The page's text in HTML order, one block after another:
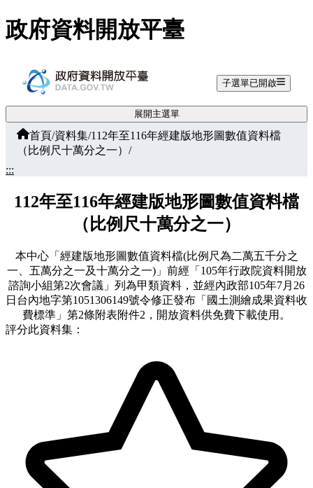
跳至主要內容
政府資料開放平臺
子選單已開啟
展開主選單
首頁/資料集/112年至116年經建版地形圖數值資料檔
（比例尺十萬分之一） /
:::
112年至116年經建版地形圖數值資料檔
（比例尺十萬分之一）
本中心「經建版地形圖數值資料檔(比例尺為二萬五千分之
一、五萬分之一及十萬分之一)」前經「105年行政院資料開放
諮詢小組第2次會議」列為甲類資料，並經內政部105年7月26
日台內地字第1051306149號令修正發布「國土測繪成果資料收
費標準」第2條附表附件2，開放資料供免費下載使用。
評分此資料集：